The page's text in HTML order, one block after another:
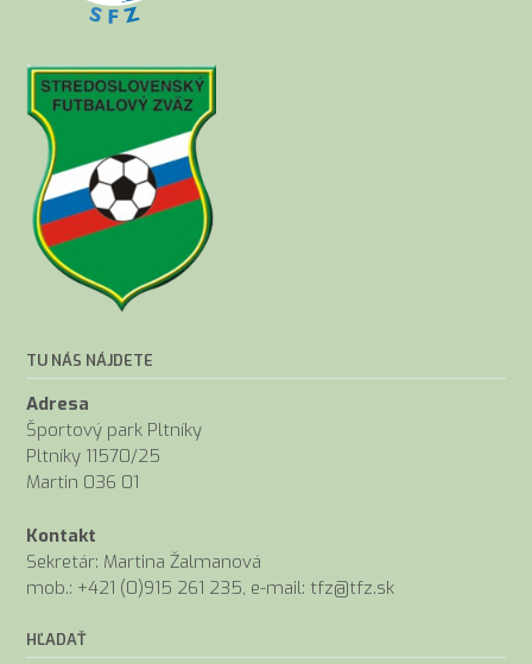
TU NÁS NÁJDETE
Adresa
Športový park Pltníky
Pltníky 11570/25
Martin 036 01
Kontakt
Sekretár: Martina Žalmanová
mob.: +421 (0)915 261 235, e-mail: tfz@tfz.sk
HĽADAŤ